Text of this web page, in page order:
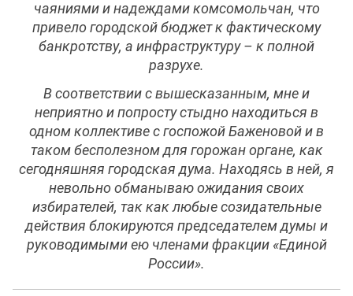
чаяниями и надеждами комсомольчан, что
привело городской бюджет к фактическому
банкротству, а инфраструктуру – к полной
разрухе.
В соответствии с вышесказанным, мне и
неприятно и попросту стыдно находиться в
одном коллективе с госпожой Баженовой и в
таком бесполезном для горожан органе, как
сегодняшняя городская дума. Находясь в ней, я
невольно обманываю ожидания своих
избирателей, так как любые созидательные
действия блокируются председателем думы и
руководимыми ею членами фракции «Единой
России».